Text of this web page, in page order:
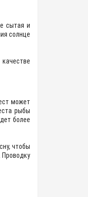
сытая и
солнце
может
рыбы
более
чтобы
Проводку